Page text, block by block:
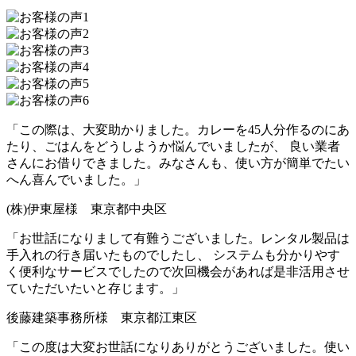
「この際は、大変助かりました。カレーを45人分作るのにあ
たり、ごはんをどうしようか悩んでいましたが、 良い業者
さんにお借りできました。 みなさんも、使い方が簡単でたい
へん喜んでいました。
」
(株)伊東屋様 東京都中央区
「お世話になりまして有難うございました。
レンタル製品は
手入れの行き届いたものでした し、 システムも分かりやす
く便利なサービスでしたので次回機会があれば是非活用させ
ていただいたいと存じます。」
後藤建築事務所様 東京都江東区
「この度は大変お世話になりありがとうございました。 使い